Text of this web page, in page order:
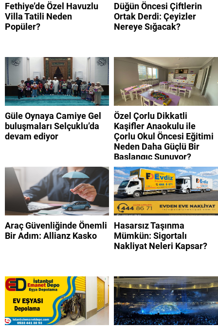
Fethiye’de Özel Havuzlu
Villa Tatili Neden
Popüler?
Düğün Öncesi Çiftlerin
Ortak Derdi: Çeyizler
Nereye Sığacak?
Güle Oynaya Camiye Gel
buluşmaları Selçuklu’da
devam ediyor
Özel Çorlu Dikkatli
Kaşifler Anaokulu ile
Çorlu Okul Öncesi Eğitimi
Neden Daha Güçlü Bir
Başlangıç Sunuyor?
Araç Güvenliğinde Önemli
Bir Adım: Allianz Kasko
Hasarsız Taşınma
Mümkün: Sigortalı
Nakliyat Neleri Kapsar?